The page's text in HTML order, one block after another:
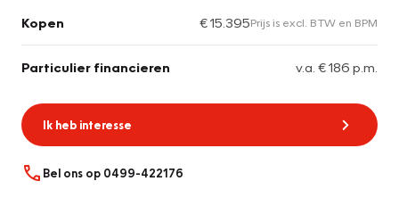
Kopen € 15.395Prijs is excl. BTW en BPM
Particulier financieren v.a. € 186 p.m.
Ik heb interesse
Bel ons op 0499-422176